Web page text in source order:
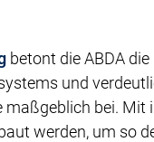
betont die ABDA die
und
maßgeblich bei. Mit
werden, um so